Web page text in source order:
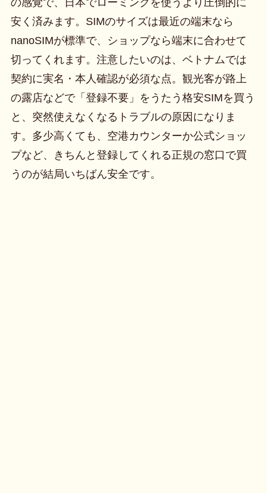
安く済みます。SIMのサイズは最近の端末なら
nanoSIMが標準で、ショップなら端末に合わせて
切ってくれます。注意したいのは、ベトナムでは
契約に実名・本人確認が必須な点。観光客が路上
の露店などで「登録不要」をうたう格安SIMを買う
と、突然使えなくなるトラブルの原因になりま
す。多少高くても、空港カウンターか公式ショッ
プなど、きちんと登録してくれる正規の窓口で買
うのが結局いちばん安全です。